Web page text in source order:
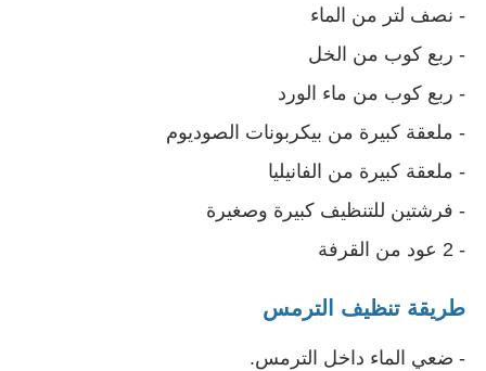
- نصف لتر من الماء
- ربع كوب من الخل
- ربع كوب من ماء الورد
- ملعقة كبيرة من بيكربونات الصوديوم
- ملعقة كبيرة من الفانيليا
- فرشتين للتنظيف كبيرة وصغيرة
- 2 عود من القرفة
طريقة تنظيف الترمس
- ضعي الماء داخل الترمس.